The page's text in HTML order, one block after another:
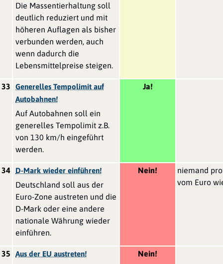
Die Massentierhaltung soll
deutlich reduziert und mit
höheren Auflagen als bisher
verbunden werden, auch
wenn dadurch die
Lebensmittelpreise steigen.
33
Generelles Tempolimit auf
Autobahnen!
Auf Autobahnen soll ein
generelles Tempolimit z.B.
von 130 km/h eingeführt
werden.
Ja!
34 D-Mark wieder einführen!
Deutschland soll aus der
Euro-Zone austreten und die
D-Mark oder eine andere
nationale Währung wieder
einführen.
Nein!
niemand
vom Euro
35 Aus der EU austreten! Nein!